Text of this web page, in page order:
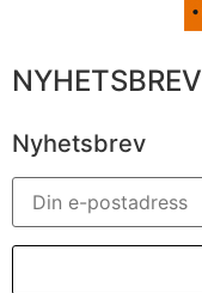
NYHETSBREV
Nyhetsbrev